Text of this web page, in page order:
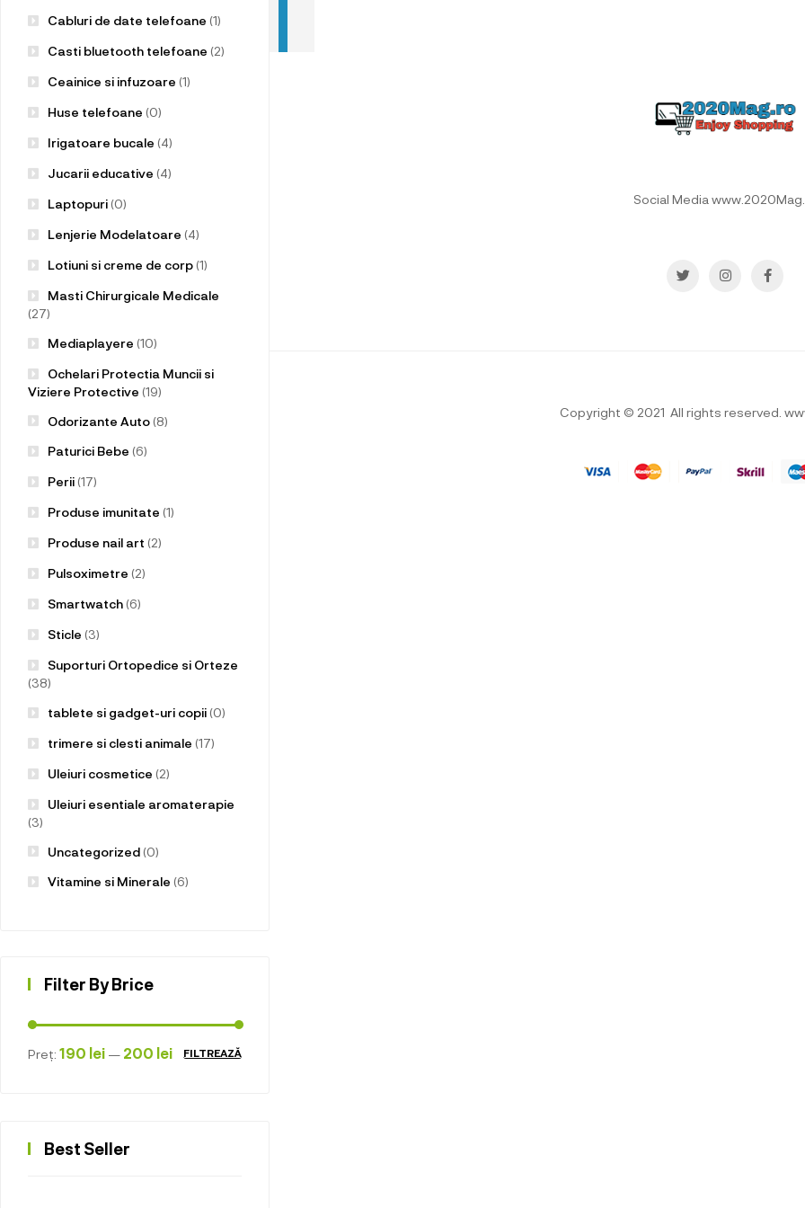
Cabluri de date telefoane (1)
Casti bluetooth telefoane (2)
Ceainice si infuzoare (1)
Huse telefoane (0)
Irigatoare bucale (4)
Jucarii educative (4)
Laptopuri(0)
Lenjerie Modelatoare (4)
Lotiuni si creme de corp(1)
Masti Chirurgicale Medicale
(27)
Mediaplayere (10)
Ochelari Protectia Muncii si
Viziere Protective (19)
Odorizante Auto(8)
Paturici Bebe (6)
Perii(17)
Produse imunitate (1)
Produse nail art (2)
Pulsoximetre (2)
Smartwatch(6)
Sticle (3)
Suporturi Ortopedice si Orteze
(38)
tablete si gadget-uri copii(0)
trimere si clesti animale (17)
Uleiuri cosmetice (2)
Uleiuri esentiale aromaterapie
(3)
Uncategorized(0)
Vitamine si Minerale (6)
Filter By Brice
FILTREAZĂ
Preț: 190 lei — 200 lei
Best Seller
Social Media
Copyright © 2021 All rights reserved.